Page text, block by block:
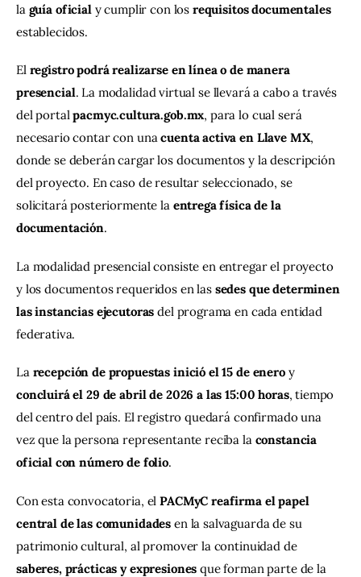
la guía oficial y cumplir con los requisitos documentales
establecidos.
El registro podrá realizarse en línea o de manera
presencial. La modalidad virtual se llevará a cabo a través
del portal pacmyc.cultura.gob.mx, para lo cual será
necesario contar con una cuenta activa en Llave MX,
donde se deberán cargar los documentos y la descripción
del proyecto. En caso de resultar seleccionado, se
solicitará posteriormente la entrega física de la
documentación.
La modalidad presencial consiste en entregar el proyecto
y los documentos requeridos en las sedes que determinen
las instancias ejecutoras del programa en cada entidad
federativa.
La recepción de propuestas inició el 15 de enero y
concluirá el 29 de abril de 2026 a las 15:00 horas, tiempo
del centro del país. El registro quedará confirmado una
vez que la persona representante reciba la constancia
oficial con número de folio.
Con esta convocatoria, el PACMyC reafirma el papel
central de las comunidades en la salvaguarda de su
patrimonio cultural, al promover la continuidad de
saberes, prácticas y expresiones que forman parte de la